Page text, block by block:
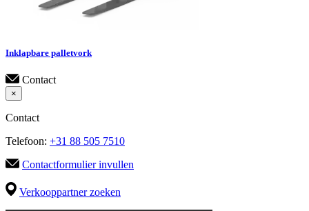
Inklapbare palletvork
Contact
×
Contact
Telefoon: +31 88 505 7510
Contactformulier invullen
Verkooppartner zoeken